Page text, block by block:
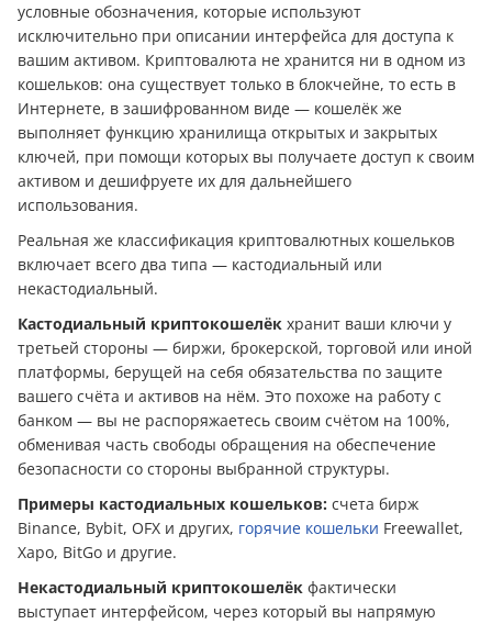
условные обозначения, которые используют
исключительно при описании интерфейса для доступа к
вашим активом. Криптовалюта не хранится ни в одном из
кошельков: она существует только в блокчейне, то есть в
Интернете, в зашифрованном виде — кошелёк же
выполняет функцию хранилища открытых и закрытых
ключей, при помощи которых вы получаете доступ к своим
активом и дешифруете их для дальнейшего
использования.
Реальная же классификация криптовалютных кошельков
включает всего два типа — кастодиальный или
некастодиальный.
Кастодиальный криптокошелёк хранит ваши ключи у
третьей стороны — биржи, брокерской, торговой или иной
платформы, берущей на себя обязательства по защите
вашего счёта и активов на нём. Это похоже на работу с
банком — вы не распоряжаетесь своим счётом на 100%,
обменивая часть свободы обращения на обеспечение
безопасности со стороны выбранной структуры.
Примеры кастодиальных кошельков: счета бирж
Binance, Bybit, OFX и других, горячие кошельки Freewallet,
Xapo, BitGo и другие.
Некастодиальный криптокошелёк фактически
выступает интерфейсом, через который вы напрямую